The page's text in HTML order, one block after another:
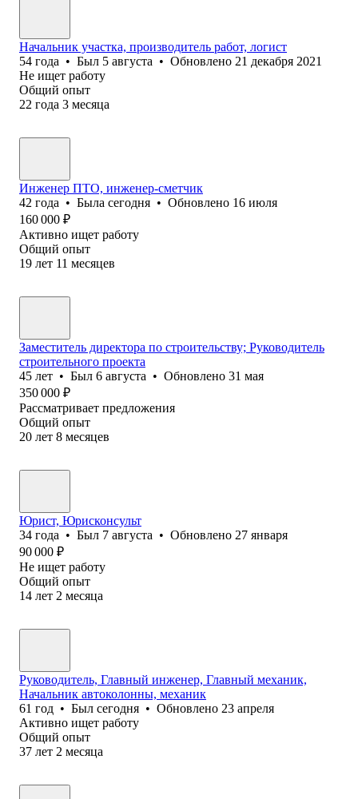
Начальник участка, производитель работ, логист
54 года • Был 5 августа • Обновлено 21 декабря 2021
Не ищет работу
Общий опыт
22 года 3 месяца
Инженер ПТО, инженер-сметчик
42 года • Была сегодня • Обновлено 16 июля
160 000 ₽
Активно ищет работу
Общий опыт
19 лет 11 месяцев
Заместитель директора по строительству; Руководитель
строительного проекта
45 лет • Был 6 августа • Обновлено 31 мая
350 000 ₽
Рассматривает предложения
Общий опыт
20 лет 8 месяцев
Юрист, Юрисконсульт
34 года • Был 7 августа • Обновлено 27 января
90 000 ₽
Не ищет работу
Общий опыт
14 лет 2 месяца
Руководитель, Главный инженер, Главный механик,
Начальник автоколонны, механик
61 год • Был сегодня • Обновлено 23 апреля
Активно ищет работу
Общий опыт
37 лет 2 месяца